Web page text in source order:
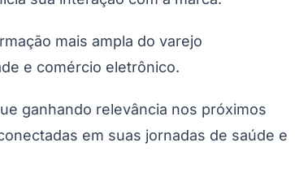
mais ampla do varejo
e comércio eletrônico.
ganhando relevância nos próximos
em suas jornadas de saúde e